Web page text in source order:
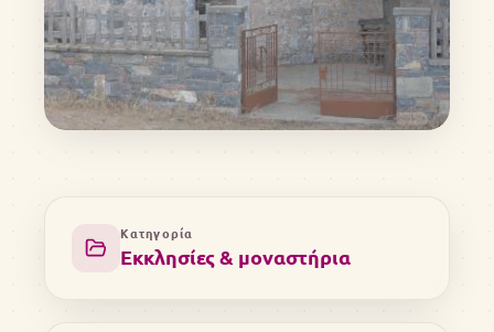
Κατηγορία
Εκκλησίες & μοναστήρια